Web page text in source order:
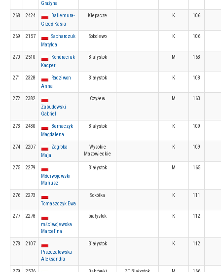
Grażyna
268 2424
Dallemura-
Grześ Kasia
Klepacze K 106
269 2157
Sacharczuk
Matylda
Sobolewo K 106
270 2510
Kondraciuk
Kacper
Bialystok M 163
271 2328
Radziwon
Anna
Białystok K 108
272
2382
Zabudowski
Gabriel
Czyżew M 163
273 2430
Bernaczyk
Magdalena
Białystok K 109
274 2207
Zagroba
Maja
Wysokie
Mazowieckie
K 109
275
2279
Mściwojewski
Mariusz
Białystok M 165
276
2273
Tomaszczyk Ewa
Sokółka K 111
277
2278
mściwojewska
Marcelina
białystok K 112
278
2107
Piszczatowska
Aleksandra
Białystok K 112